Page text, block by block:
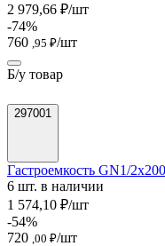
2 979,66 ₽/шт
-74%
760 ,95 ₽/шт
Б/у товар
297001
Гастроемкость GN1/
6 шт. в наличии
1 574,10 ₽/шт
-54%
720 ,00 ₽/шт